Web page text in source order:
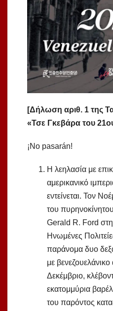
[Δήλωση αριθ. 1 της
«Τσε Γκεβάρα του
¡No pasarán!
Η λεηλασία με
αμερικανικό
εντείνεται. Τον
του
Gerald R. Ford
Ηνωμένες
παράνομα δυο
με
Δεκέμβριο,
εκατομμύρια
του παρόντος